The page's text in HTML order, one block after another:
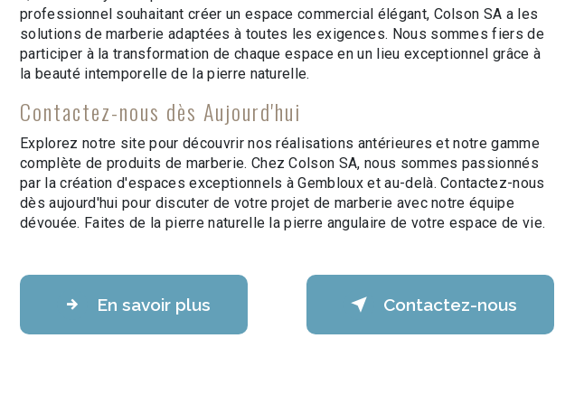
professionnel souhaitant créer un espace commercial élégant, Colson SA a les
solutions de marberie adaptées à toutes les exigences. Nous sommes fiers de
participer à la transformation de chaque espace en un lieu exceptionnel grâce à
la beauté intemporelle de la pierre naturelle.
Contactez-nous dès Aujourd'hui
Explorez notre site pour découvrir nos réalisations antérieures et notre gamme
complète de produits de marberie. Chez Colson SA, nous sommes passionnés
par la création d'espaces exceptionnels à Gembloux et au-delà. Contactez-nous
dès aujourd'hui pour discuter de votre projet de marberie avec notre équipe
dévouée. Faites de la pierre naturelle la pierre angulaire de votre espace de vie.
En savoir plus Contactez-nous